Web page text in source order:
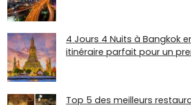
4 Jours 4 Nuits à Bangkok
itinéraire parfait pour un
Top 5 des meilleurs